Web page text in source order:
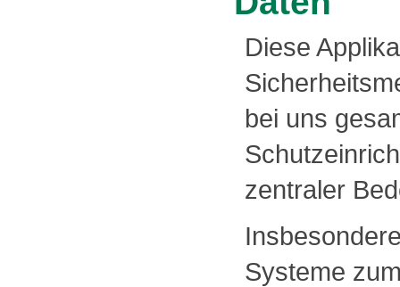
Diese
bei uns
zentraler
Systeme